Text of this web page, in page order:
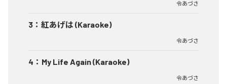
令あづさ
3 ： 紅あげは (Karaoke)
令あづさ
4 ： My Life Again (Karaoke)
令あづさ